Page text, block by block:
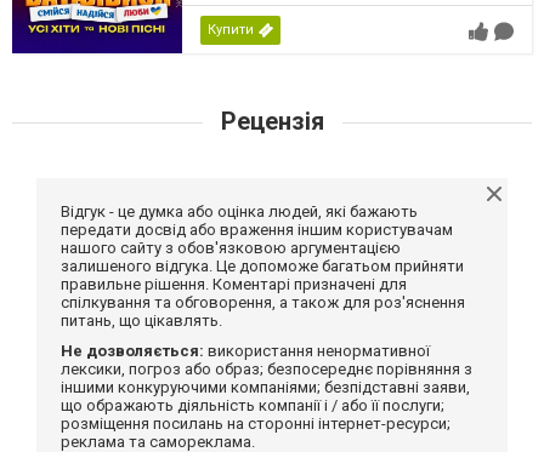
Купити
Рецензія
Відгук - це думка або оцінка людей, які бажають
передати досвід або враження іншим користувачам
нашого сайту з обов'язковою аргументацією
залишеного відгука. Це допоможе багатьом прийняти
правильне рішення. Коментарі призначені для
спілкування та обговорення, а також для роз'яснення
питань, що цікавлять.
Не дозволяється: використання ненормативної
лексики, погроз або образ; безпосереднє порівняння з
іншими конкуруючими компаніями; безпідставні заяви,
що ображають діяльність компанії і / або її послуги;
розміщення посилань на сторонні інтернет-ресурси;
реклама та самореклама.